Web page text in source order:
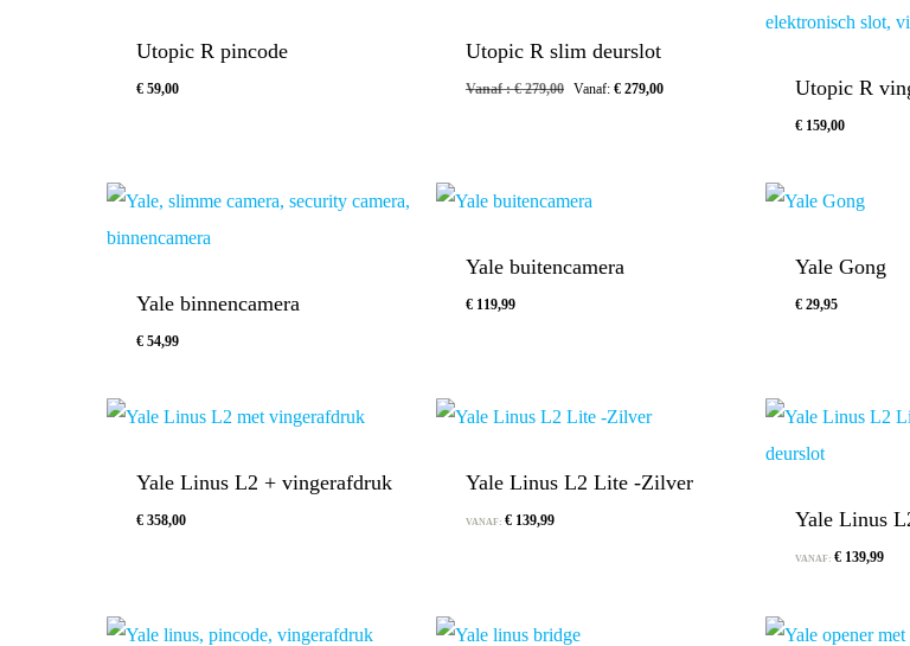
Utopic R pincode
€ 59,00
Utopic R slim deurslot
Vanaf :€279,00 Vanaf: €279,00 Utopic R
€159,00
Yale binnencamera
€ 54,99
Yale buitencamera
€119,99
Yale Gong
€29,95
Yale Linus L2 + vingerafdruk
€ 358,00
Yale Linus L2 Lite -Zilver
VANAF: €139,99 Yale Linus
VANAF: €139,99